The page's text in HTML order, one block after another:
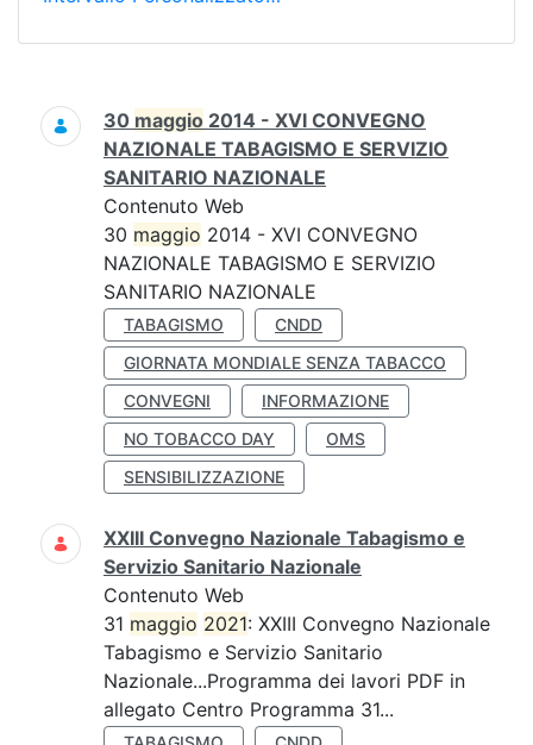
Ricerca
30 maggio 2014 - XVI CONVEGNO
NAZIONALE TABAGISMO E SERVIZIO
SANITARIO NAZIONALE
Contenuto Web
30 maggio 2014 - XVI CONVEGNO
NAZIONALE TABAGISMO E SERVIZIO
SANITARIO NAZIONALE
TABAGISMO
CNDD
GIORNATA MONDIALE SENZA TABACCO
CONVEGNI
INFORMAZIONE
NO TOBACCO DAY
OMS
SENSIBILIZZAZIONE
XXIII Convegno Nazionale Tabagismo e
Servizio Sanitario Nazionale
Contenuto Web
31 maggio 2021: XXIII Convegno Nazionale
Tabagismo e Servizio Sanitario
Nazionale...Programma dei lavori PDF in
allegato Centro Programma 31...